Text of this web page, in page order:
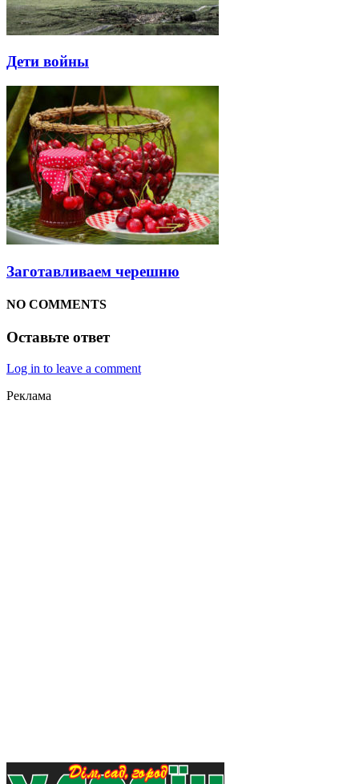
Дети войны
Заготавливаем черешню
NO COMMENTS
Оставьте ответ
Log in to leave a comment
Реклама